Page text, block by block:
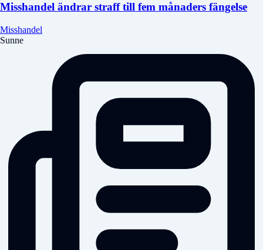
Misshandel ändrar straff till fem månaders fängelse
Misshandel
Sunne